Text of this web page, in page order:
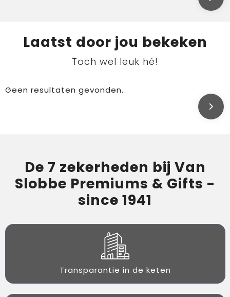
Laatst door jou bekeken
Toch wel leuk hé!
Geen resultaten gevonden.
De 7 zekerheden bij Van
Slobbe Premiums & Gifts -
since 1941
Transparantie in de keten